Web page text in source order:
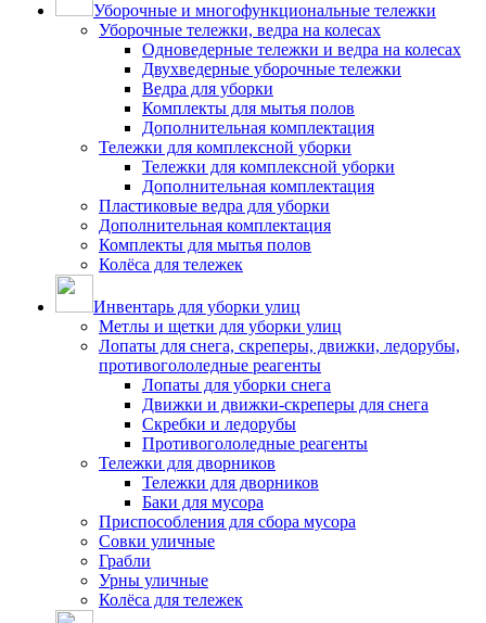
Уборочные и многофункциональные тележки
Уборочные тележки, ведра на колесах
Одноведерные тележки и ведра на колесах
Двухведерные уборочные тележки
Ведра для уборки
Комплекты для мытья полов
Дополнительная комплектация
Тележки для комплексной уборки
Тележки для комплексной уборки
Дополнительная комплектация
Пластиковые ведра для уборки
Дополнительная комплектация
Комплекты для мытья полов
Колёса для тележек
Инвентарь для уборки улиц
Метлы и щетки для уборки улиц
Лопаты для снега, скреперы, движки, ледорубы,
противогололедные реагенты
Лопаты для уборки снега
Движки и движки-скреперы для снега
Скребки и ледорубы
Противогололедные реагенты
Тележки для дворников
Тележки для дворников
Баки для мусора
Приспособления для сбора мусора
Совки уличные
Грабли
Урны уличные
Колёса для тележек